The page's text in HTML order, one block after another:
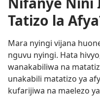
Tatizo la
Mara nyingi vijana
nguvu nyingi. Hata
wanakabiliwa na
unakabili matatizo ya
kufarijiwa na maelezo